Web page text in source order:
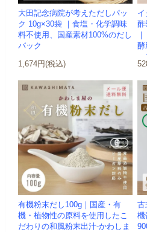
大田記念病院が考えただしパッ
ク 10g×30袋 ｜食塩・化学調味
料不使用、国産素材100%のだし
パック
1,674円(税込)
酢
酵
有機粉末だし100g｜国産・有
機・植物性の原料を使用したこ
だわりの和風粉末出汁-かわしま
古
機